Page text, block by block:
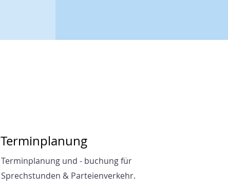
Terminplanung
Terminplanung und - buchung für
Sprechstunden & Parteienverkehr.